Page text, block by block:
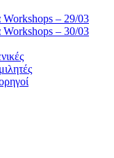
– 29/03
– 30/03